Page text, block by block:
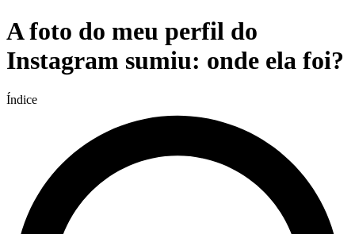
A foto do meu perfil do
Instagram sumiu: onde ela foi?
Índice